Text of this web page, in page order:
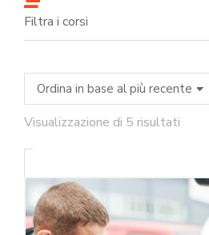
Filtra i corsi
Visualizzazione di 5 risultati